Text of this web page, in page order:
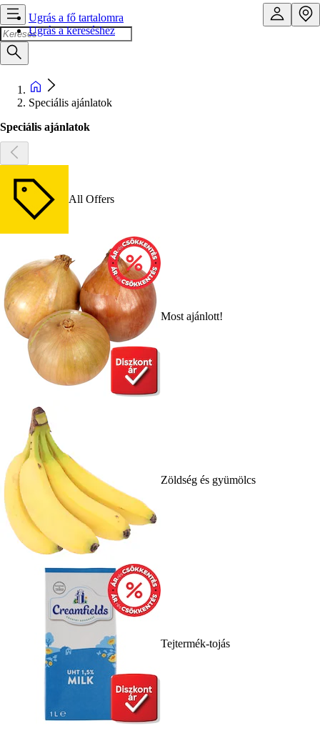
Ugrás a fő tartalomra
Ugrás a kereséshez
Speciális ajánlatok
Speciális ajánlatok
All Offers
Most ajánlott!
Zöldség és gyümölcs
Tejtermék-tojás